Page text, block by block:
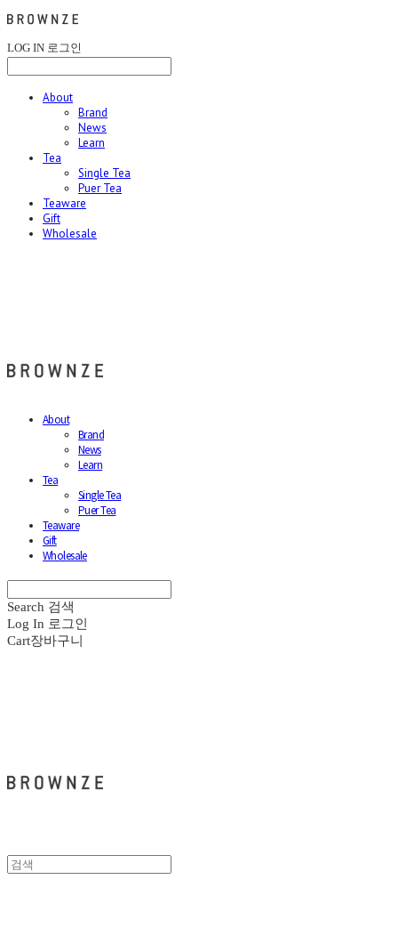
LOG IN 로그인
About
Brand
News
Learn
Tea
Single Tea
Puer Tea
Teaware
Gift
Wholesale
About
Brand
News
Learn
Tea
Single Tea
Puer Tea
Teaware
Gift
Wholesale
Search 검색
Log In 로그인
Cart장바구니